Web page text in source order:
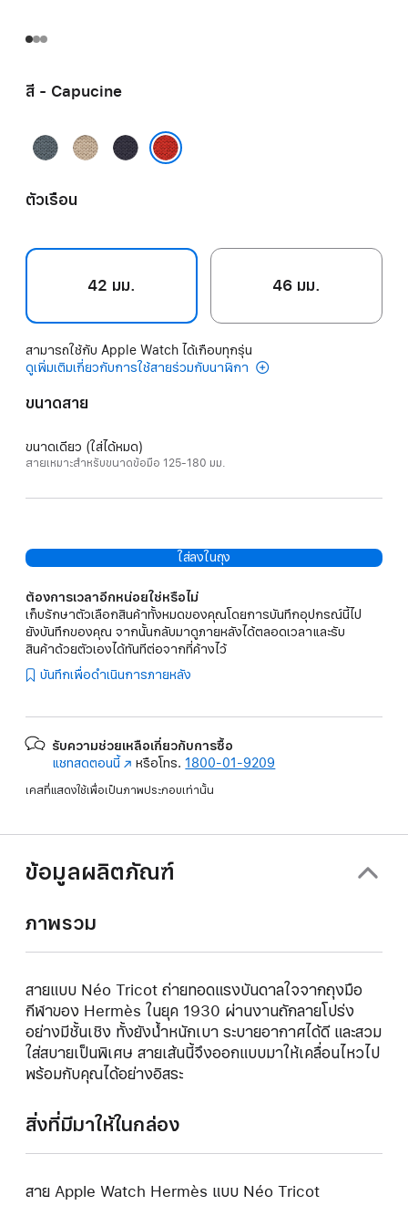
สี - Capucine
Bleu
Gris
ArgileBleu
NuitCapucine
ตัวเรือน
42 มม. 46 มม.
สามารถใช้กับ Apple Watch ได้เกือบทุกรุ่น
ดูเพิ่มเติมเกี่ยวกับการใช้สายร่วมกับนาฬิกา
ขนาดสาย
ขนาดเดียว (ใส่ได้หมด)
สายเหมาะสำหรับขนาดข้อมือ 125-180 มม.
ใส่ลงในถุง
ต้องการเวลาอีกหน่อยใช่หรือไม่
เก็บรักษาตัวเลือกสินค้าทั้งหมดของคุณโดยการบันทึกอุปกรณ์นี้ไป
ยังบันทึกของคุณ จากนั้นกลับมาดูภายหลังได้ตลอดเวลาและรับ
สินค้าด้วยตัวเองได้ทันทีต่อจากที่ค้างไว้
บันทึกเพื่อดำเนินการภายหลัง
รับความช่วยเหลือเกี่ยวกับการซื้อ
แชทสดตอนนี้(เปิด
หน้าต่าง
หรือโทร. 1800-01-9209
เคสที่แสดงใช้เพื่อเป็นภาพประกอบเท่านั้น
ข้อมูลผลิตภัณฑ์
ภาพรวม
สายแบบ Néo Tricot ถ่ายทอดแรงบันดาลใจจากถุงมือ
กีฬาของ Hermès ในยุค 1930 ผ่านงานถักลายโปร่ง
อย่างมีชั้นเชิง ทั้งยังน้ำหนักเบา ระบายอากาศได้ดี และสวม
ใส่สบายเป็นพิเศษ สายเส้นนี้จึงออกแบบมาให้เคลื่อนไหวไป
พร้อมกับคุณได้อย่างอิสระ
สิ่งที่มีมาให้ในกล่อง
สาย Apple Watch Hermès แบบ Néo Tricot